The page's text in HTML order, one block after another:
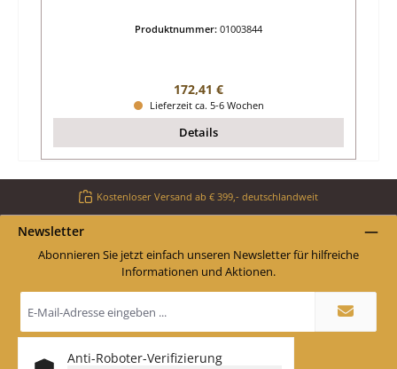
Produktnummer: 01003844
Regulärer Preis:
172,41 €
Lieferzeit ca. 5-6 Wochen
Details
Kostenloser Versand ab € 399,- deutschlandweit
Newsletter
Abonnieren Sie jetzt einfach unseren Newsletter für hilfreiche
Informationen und Aktionen.
Mail-
Adresse
*
Anti-Roboter-Verifizierung